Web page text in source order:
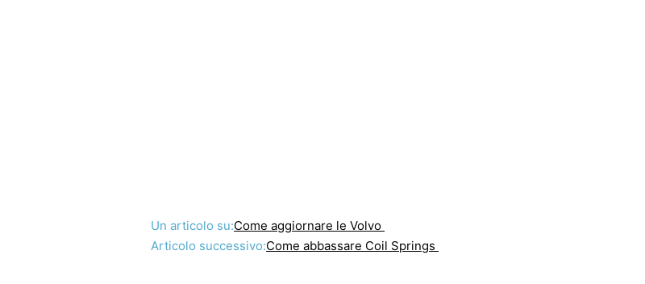
Un articolo su:Come aggiornare le Volvo
Articolo successivo:Come abbassare Coil Springs